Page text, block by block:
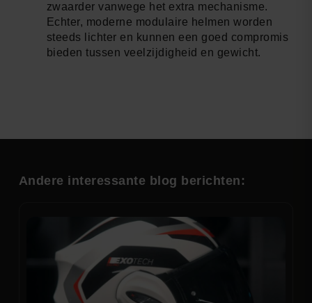
zwaarder vanwege het extra mechanisme.
Echter, moderne modulaire helmen worden
steeds lichter en kunnen een goed compromis
bieden tussen veelzijdigheid en gewicht.
Andere interessante blog berichten: